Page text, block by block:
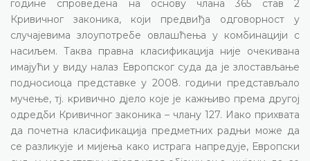
године спроведена на основу члана 365 став 2
Кривичног законика, који предвиђа одговорност у
случајевима злоупотребе овлашћења у комбинацији с
насиљем. Таква правна класификација није очекивана
имајући у виду налаз Европског суда да је злостављање
подносиоца представке у 2008. години представљало
мучење, тј. кривично дјело које је кажњиво према другој
одредби Кривичног законика – члану 127. Иако прихвата
да почетна класификација предметних радњи може да
се разликује и мијења како истрага напредује, Европски